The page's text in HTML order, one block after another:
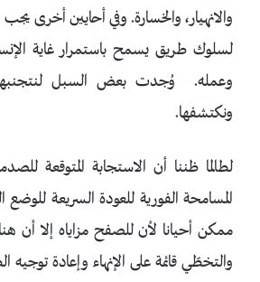
والانهيار، والخسارة. وفي أحايين أخرى
لسلوك طريق يسمح باستمرار غاية
وعمله. وُجدت بعض السبل
ونكتشفها.
لطالما ظننا أن الاستجابة المتوقعة
المسامحة الفورية للعودة السريعة
ممكن أحيانا لأن للصفح مزاياه إلا أن
والتخطّي قائمة على الإنهاء وإعادة توجيه